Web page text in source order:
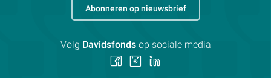
Abonneren op nieuwsbrief
Volg Davidsfondsop sociale media
Volg Volg